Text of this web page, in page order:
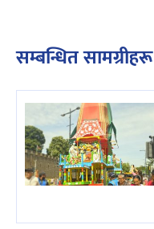
सम्बन्धित सामग्रीहरू